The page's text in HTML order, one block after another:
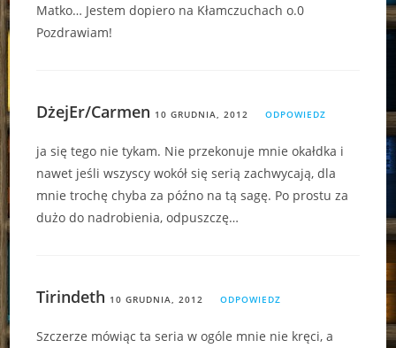
Matko… Jestem dopiero na Kłamczuchach o.0
Pozdrawiam!
DżejEr/Carmen 10 GRUDNIA, 2012 ODPOWIEDZ
ja się tego nie tykam. Nie przekonuje mnie okałdka i
nawet jeśli wszyscy wokół się serią zachwycają, dla
mnie trochę chyba za późno na tą sagę. Po prostu za
dużo do nadrobienia, odpuszczę…
Tirindeth 10 GRUDNIA, 2012 ODPOWIEDZ
Szczerze mówiąc ta seria w ogóle mnie nie kręci, a